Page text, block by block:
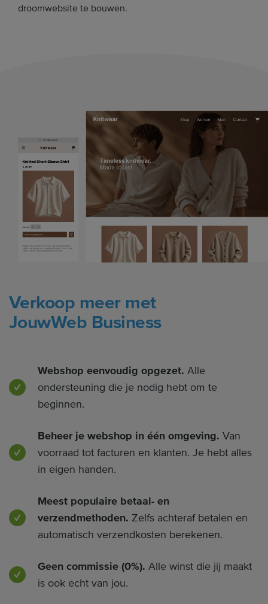
droomwebsite te bouwen.
Verkoop meer met
JouwWeb Business
Webshop eenvoudig opgezet. Alle
ondersteuning die je nodig hebt om te
beginnen.
Beheer je webshop in één omgeving. Van
voorraad tot facturen en klanten. Je hebt alles
in eigen handen.
Meest populaire betaal- en
verzendmethoden. Zelfs achteraf betalen en
automatisch verzendkosten berekenen.
Geen commissie (0%). Alle winst die jij maakt
is ook echt van jou.